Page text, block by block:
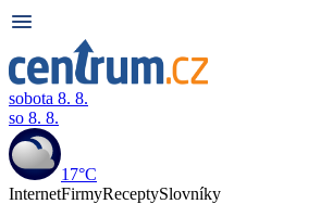
sobota 8. 8.
so 8. 8.
17°C
InternetFirmyReceptySlovníky